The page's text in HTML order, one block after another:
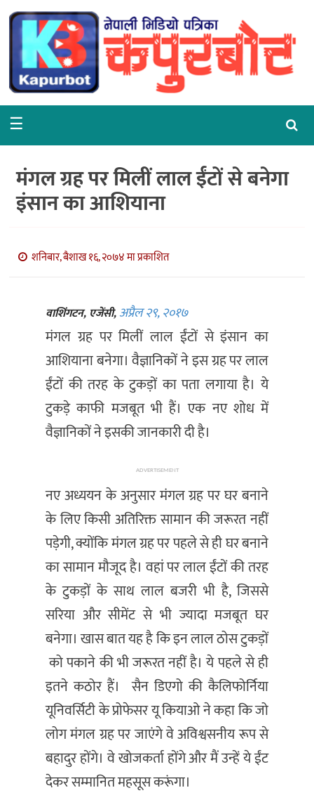
गृहपृष्ठ
समाचार
राजनीति
वरपर
शिक्षा
विचार
मनोरञ्जन
प्रविधि
भिडियो
☰
मंगल ग्रह पर मिलीं लाल ईंटों से बनेगा
इंसान का आशियाना
शनिबार, बैशाख १६, २०७४ मा प्रकाशित
वाशिंगटन, एजेंसी,अप्रैल २९, २०१७
मंगल ग्रह पर मिलीं लाल ईंटों से इंसान का
आशियाना बनेगा। वैज्ञानिकों ने इस ग्रह पर लाल
ईंटों की तरह के टुकड़ों का पता लगाया है। ये
टुकड़े काफी मजबूत भी हैं। एक नए शोध में
वैज्ञानिकों ने इसकी जानकारी दी है।
ADVERTISEMENT
नए अध्ययन के अनुसार मंगल ग्रह पर घर बनाने
के लिए किसी अतिरिक्त सामान की जरूरत नहीं
पड़ेगी, क्योंकि मंगल ग्रह पर पहले से ही घर बनाने
का सामान मौजूद है। वहां पर लाल ईंटों की तरह
के टुकड़ों के साथ लाल बजरी भी है, जिससे
सरिया और सीमेंट से भी ज्यादा मजबूत घर
बनेगा। खास बात यह है कि इन लाल ठोस टुकड़ों
को पकाने की भी जरूरत नहीं है। ये पहले से ही
इतने कठोर हैं। सैन डिएगो की कैलिफोर्निया
यूनिवर्सिटी के प्रोफेसर यू कियाओ ने कहा कि जो
लोग मंगल ग्रह पर जाएंगे वे अविश्वसनीय रूप से
बहादुर होंगे। वे खोजकर्ता होंगे और मैं उन्हें ये ईंट
देकर सम्मानित महसूस करूंगा।